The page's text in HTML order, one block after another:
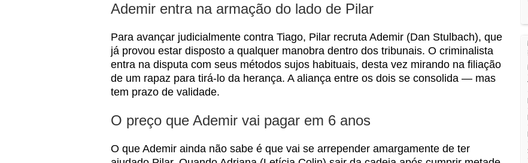
Ademir entra na armação do lado de Pilar
Para avançar judicialmente contra Tiago, Pilar recruta Ademir (Dan Stulbach), que
já provou estar disposto a qualquer manobra dentro dos tribunais. O criminalista
entra na disputa com seus métodos sujos habituais, desta vez mirando na filiação
de um rapaz para tirá-lo da herança. A aliança entre os dois se consolida — mas
tem prazo de validade.
O preço que Ademir vai pagar em 6 anos
O que Ademir ainda não sabe é que vai se arrepender amargamente de ter